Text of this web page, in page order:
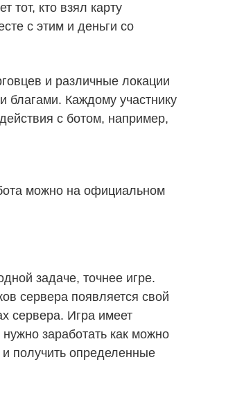
тот, кто взял карту
с этим и деньги со
и различные локации
благами. Каждому участнику
с ботом, например,
можно на официальном
задаче, точнее игре.
сервера появляется свой
сервера. Игра имеет
заработать как можно
получить определенные